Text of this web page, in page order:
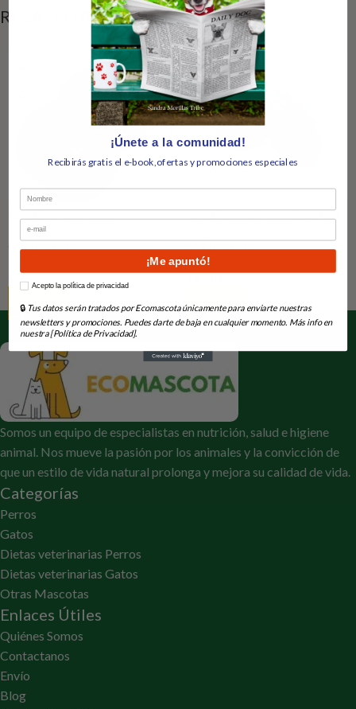
RELATED PRODUCTS
En Stock
Añadir Al Carrito
En Stock
Añadir Al Carrito
Somos un equipo de especialistas en nutrición, salud e higiene
animal. Nos mueve la pasión por los animales y la convicción de
que un estilo de vida natural prolonga y mejora su calidad de vida.
Categorías
Perros
Gatos
Dietas veterinarias Perros
Dietas veterinarias Gatos
Otras Mascotas
Enlaces Útiles
Quiénes Somos
Contactanos
Envío
Blog
¡Únete a la comunidad!
Recibirás gratis el e-book,ofertas y promociones especiales
Nombre
Email
¡Me apuntó!
How would you like to hear from us?
Acepto la política de privacidad
🔒 Tus datos serán tratados por Ecomascota únicamente para enviarte nuestras
newsletters y promociones. Puedes darte de baja en cualquier momento. Más info en
nuestra [Política de Privacidad].